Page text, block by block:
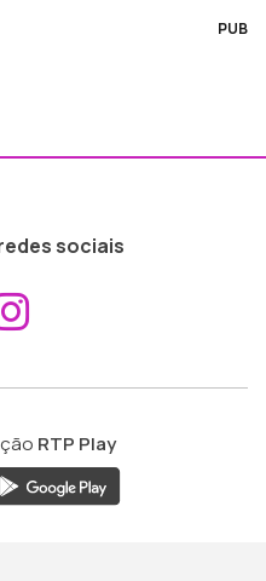
PUB
sociais
ao
RTP Play